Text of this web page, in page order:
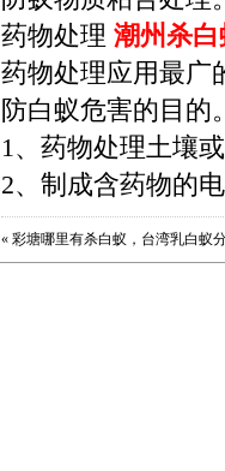
药物处理 潮州杀白
药物处理应用最广
防白蚁危害的目的
1、药物处理土壤
2、制成含药物的
« 彩塘哪里有杀白蚁，台湾乳白蚁